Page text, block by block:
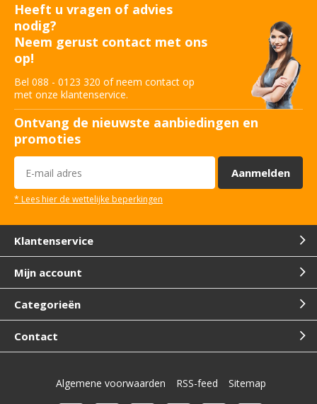
Heeft u vragen of advies
nodig?
Neem gerust contact met ons
op!
Bel 088 - 0123 320 of neem contact op
met onze klantenservice.
Ontvang de nieuwste aanbiedingen en
promoties
Aanmelden
* Lees hier de wettelijke beperkingen
Klantenservice
Mijn account
Categorieën
Contact
Algemene voorwaarden RSS-feed Sitemap